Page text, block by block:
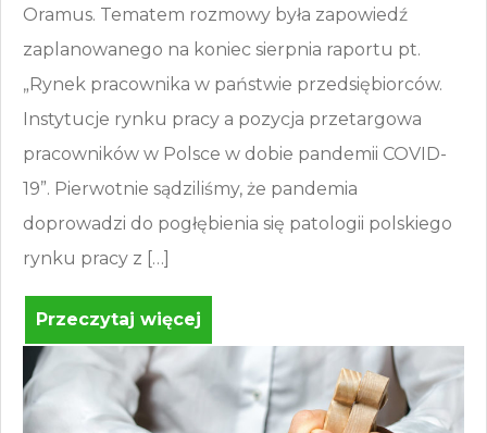
Oramus. Tematem rozmowy była zapowiedź
zaplanowanego na koniec sierpnia raportu pt.
„Rynek pracownika w państwie przedsiębiorców.
Instytucje rynku pracy a pozycja przetargowa
pracowników w Polsce w dobie pandemii COVID-
19”. Pierwotnie sądziliśmy, że pandemia
doprowadzi do pogłębienia się patologii polskiego
rynku pracy z […]
Przeczytaj więcej